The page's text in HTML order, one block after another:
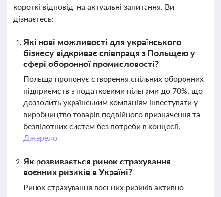
короткі відповіді на актуальні запитання. Ви
дізнаєтесь:
Які нові можливості для українського
бізнесу відкриває співпраця з Польщею у
сфері оборонної промисловості?
Польща пропонує створення спільних оборонних
підприємств з податковими пільгами до 70%, що
дозволить українським компаніям інвестувати у
виробництво товарів подвійного призначення та
безпілотних систем без потреби в концесії.
Джерело
Як розвивається ринок страхування
воєнних ризиків в Україні?
Ринок страхування воєнних ризиків активно